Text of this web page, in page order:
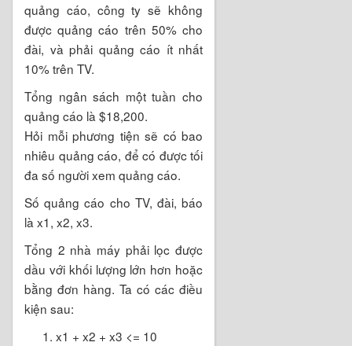
quảng cáo, công ty sẽ không
được quảng cáo trên 50% cho
đài, và phải quảng cáo ít nhất
10% trên TV.
Tổng ngân sách một tuần cho
quảng cáo là $18,200.
Hỏi mỗi phương tiện sẽ có bao
nhiêu quảng cáo, để có được tối
đa số người xem quảng cáo.
Số quảng cáo cho TV, đài, báo
là x1, x2, x3.
Tổng 2 nhà máy phải lọc được
dầu với khối lượng lớn hơn hoặc
bằng đơn hàng. Ta có các điều
kiện sau:
x1 + x2 + x3 <= 10